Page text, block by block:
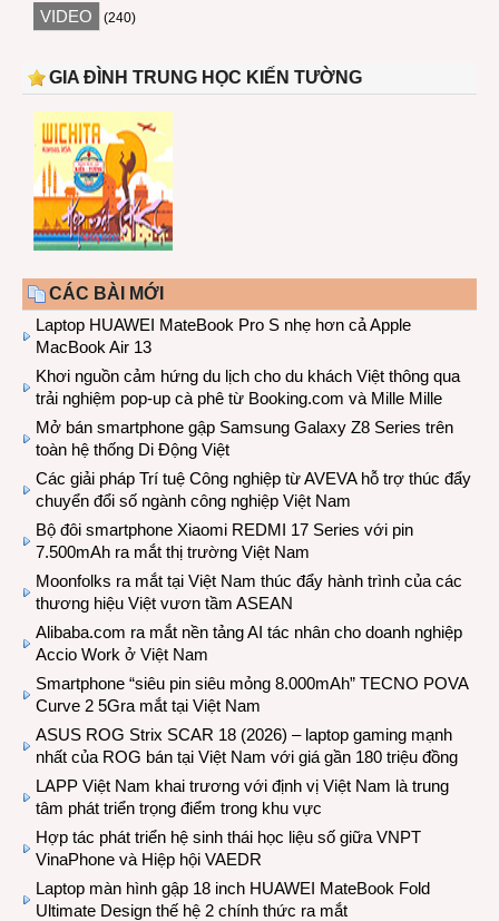
VIDEO (240)
GIA ĐÌNH TRUNG HỌC KIẾN TƯỜNG
CÁC BÀI MỚI
Laptop HUAWEI MateBook Pro S nhẹ hơn cả Apple
MacBook Air 13
Khơi nguồn cảm hứng du lịch cho du khách Việt thông qua
trải nghiệm pop-up cà phê từ Booking.com và Mille Mille
Mở bán smartphone gập Samsung Galaxy Z8 Series trên
toàn hệ thống Di Động Việt
Các giải pháp Trí tuệ Công nghiệp từ AVEVA hỗ trợ thúc đẩy
chuyển đổi số ngành công nghiệp Việt Nam
Bộ đôi smartphone Xiaomi REDMI 17 Series với pin
7.500mAh ra mắt thị trường Việt Nam
Moonfolks ra mắt tại Việt Nam thúc đẩy hành trình của các
thương hiệu Việt vươn tầm ASEAN
Alibaba.com ra mắt nền tảng AI tác nhân cho doanh nghiệp
Accio Work ở Việt Nam
Smartphone “siêu pin siêu mỏng 8.000mAh” TECNO POVA
Curve 2 5Gra mắt tại Việt Nam
ASUS ROG Strix SCAR 18 (2026) – laptop gaming mạnh
nhất của ROG bán tại Việt Nam với giá gần 180 triệu đồng
LAPP Việt Nam khai trương với định vị Việt Nam là trung
tâm phát triển trọng điểm trong khu vực
Hợp tác phát triển hệ sinh thái học liệu số giữa VNPT
VinaPhone và Hiệp hội VAEDR
Laptop màn hình gập 18 inch HUAWEI MateBook Fold
Ultimate Design thế hệ 2 chính thức ra mắt